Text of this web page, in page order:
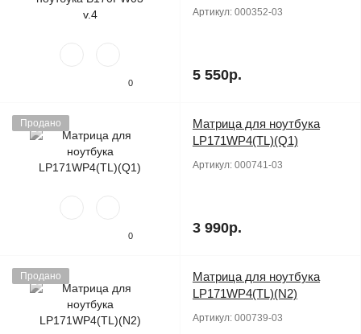
0
Артикул: 000352-03
5 550р.
Продано
0
Матрица для ноутбука
LP171WP4(TL)(Q1)
Артикул: 000741-03
3 990р.
Продано
Матрица для ноутбука
LP171WP4(TL)(N2)
Артикул: 000739-03